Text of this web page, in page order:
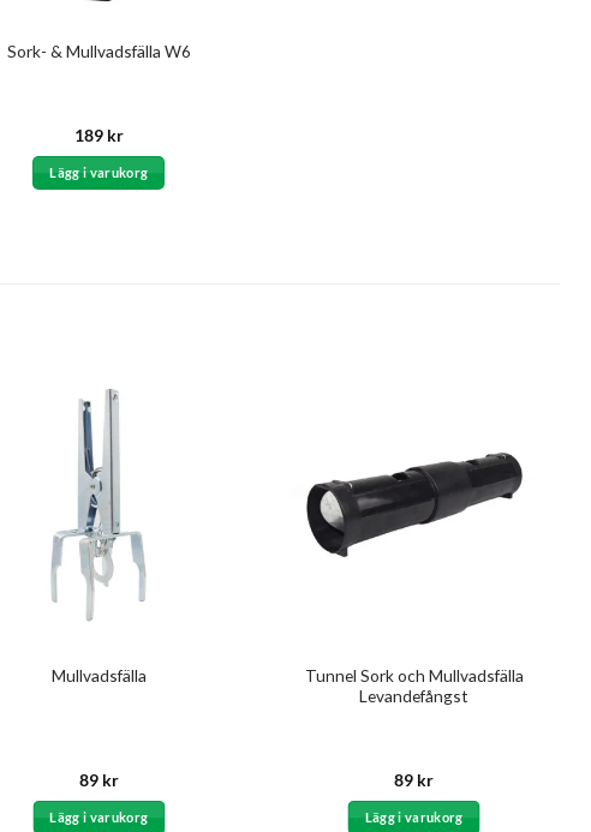
Sork- & Mullvadsfälla W6
189 kr
Lägg i varukorg
Mullvadsfälla
89 kr
Lägg i varukorg
Tunnel Sork och Mullvadsfälla
Levandefångst
89 kr
Lägg i varukorg